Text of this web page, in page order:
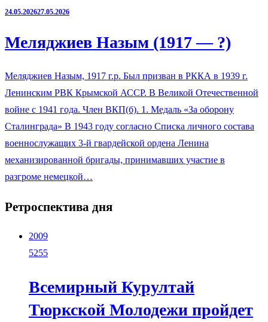
24.05.202627.05.2026
Меляджиев Назым (1917 — ?)
Меляджиев Назым, 1917 г.р. Был призван в РККА в 1939 г.
Ленинским РВК Крымской АССР. В Великой Отечественной
войне с 1941 года. Член ВКП(б). 1. Медаль «За оборону
Сталинграда» В 1943 году согласно Списка личного состава
военнослужащих 3-й гвардейской ордена Ленина
механизированной бригады, принимавших участие в
разгроме немецкой…
Ретроспектива дня
2009
5255
Всемирный Курултай
Тюркской Молодежи пройдет